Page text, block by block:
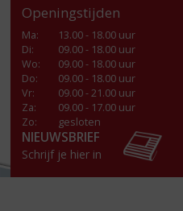
Openingstijden
Ma:
13.00 - 18.00 uur
Di:
09.00 - 18.00 uur
Wo:
09.00 - 18.00 uur
Do:
09.00 - 18.00 uur
Vr:
09.00 - 21.00 uur
Za:
09.00 - 17.00 uur
Zo:
gesloten
NIEUWSBRIEF
Schrijf je hier in